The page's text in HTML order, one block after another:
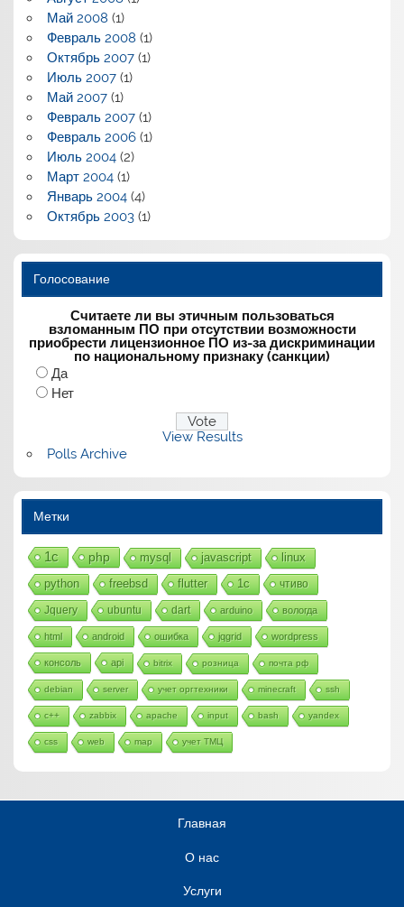
Май 2008 (1)
Февраль 2008 (1)
Октябрь 2007(1)
Июль 2007(1)
Май 2007(1)
Февраль 2007(1)
Февраль 2006(1)
Июль 2004(2)
Март 2004(1)
Январь 2004(4)
Октябрь 2003(1)
Голосование
Считаете ли вы этичным пользоваться
взломанным ПО при отсутствии возможности
приобрести лицензионное ПО из-за дискриминации
по национальному признаку (санкции)
Да
Нет
View Results
Polls Archive
Метки
1с php mysql javascript linux
python freebsd flutter 1c чтиво
Jquery ubuntu dart arduino вологда
html android ошибка jqgrid wordpress
консоль api bitrix розница почта рф
debian server учет оргтехники minecraft ssh
c++ zabbix apache input bash yandex
css web map учет ТМЦ
Главная
О нас
Услуги